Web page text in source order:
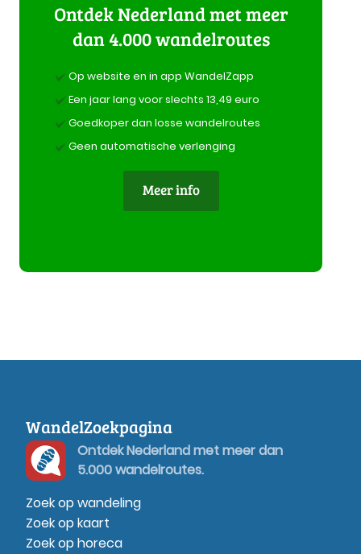
Ontdek Nederland met meer
dan 4.000 wandelroutes
Op website en in app WandelZapp
Een jaar lang voor slechts 13,49 euro
Goedkoper dan losse wandelroutes
Geen automatische verlenging
Meer info
WandelZoekpagina
Ontdek Nederland met meer dan
5.000 wandelroutes.
Zoek op wandeling
Zoek op kaart
Zoek op horeca